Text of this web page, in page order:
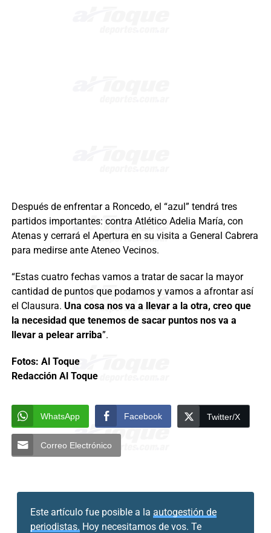
Después de enfrentar a Roncedo, el “azul” tendrá tres
partidos importantes: contra Atlético Adelia María, con
Atenas y cerrará el Apertura en su visita a General Cabrera
para medirse ante Ateneo Vecinos.
“Estas cuatro fechas vamos a tratar de sacar la mayor
cantidad de puntos que podamos y vamos a afrontar así
el Clausura. Una cosa nos va a llevar a la otra, creo que
la necesidad que tenemos de sacar puntos nos va a
llevar a pelear arriba”.
Fotos: Al Toque
Redacción Al Toque
WhatsApp Facebook Twitter/X
Correo Electrónico
Este artículo fue posible a la autogestión de
periodistas. Hoy necesitamos de vos. Te